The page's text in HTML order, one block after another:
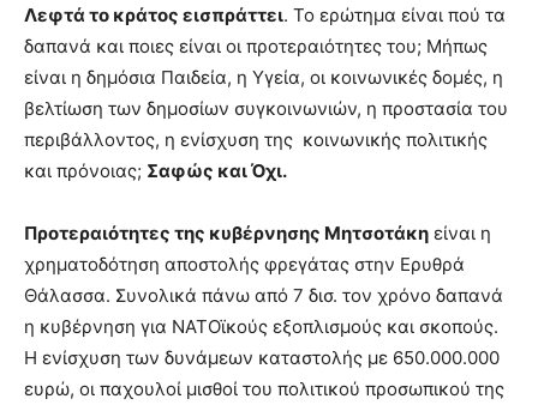
Λεφτά το κράτος εισπράττει. Το ερώτημα είναι πού τα
δαπανά και ποιες είναι οι προτεραιότητες του; Μήπως
είναι η δημόσια Παιδεία, η Υγεία, οι κοινωνικές δομές, η
βελτίωση των δημοσίων συγκοινωνιών, η προστασία του
περιβάλλοντος, η ενίσχυση της κοινωνικής πολιτικής
και πρόνοιας; Σαφώς και Όχι.
Προτεραιότητες της κυβέρνησης Μητσοτάκη είναι η
χρηματοδότηση αποστολής φρεγάτας στην Ερυθρά
Θάλασσα. Συνολικά πάνω από 7 δισ. τον χρόνο δαπανά
η κυβέρνηση για ΝΑΤΟϊκούς εξοπλισμούς και σκοπούς.
Η ενίσχυση των δυνάμεων καταστολής με 650.000.000
ευρώ, οι παχουλοί μισθοί του πολιτικού προσωπικού της